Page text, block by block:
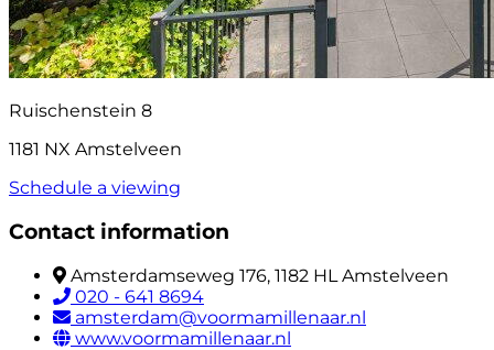
Ruischenstein 8
1181 NX Amstelveen
Schedule a viewing
Contact information
Amsterdamseweg 176, 1182 HL Amstelveen
020 - 641 8694
amsterdam@voormamillenaar.nl
www.voormamillenaar.nl